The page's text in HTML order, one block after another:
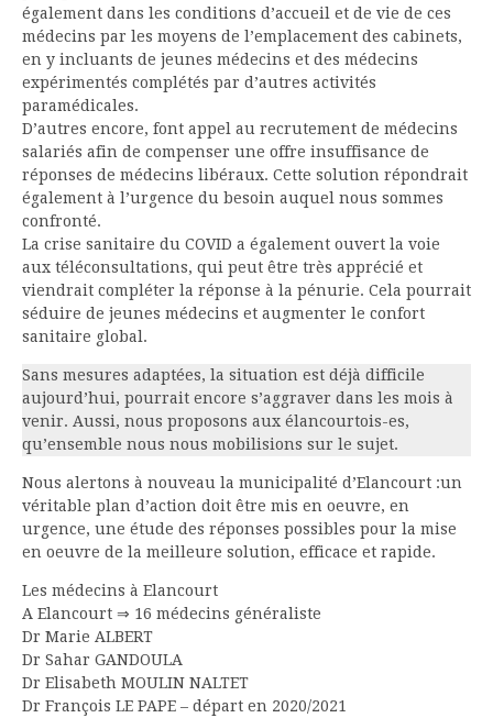
également dans les conditions d’accueil et de vie de ces
médecins par les moyens de l’emplacement des cabinets,
en y incluants de jeunes médecins et des médecins
expérimentés complétés par d’autres activités
paramédicales.
D’autres encore, font appel au recrutement de médecins
salariés afin de compenser une offre insuffisance de
réponses de médecins libéraux. Cette solution répondrait
également à l’urgence du besoin auquel nous sommes
confronté.
La crise sanitaire du COVID a également ouvert la voie
aux téléconsultations, qui peut être très apprécié et
viendrait compléter la réponse à la pénurie. Cela pourrait
séduire de jeunes médecins et augmenter le confort
sanitaire global.
Sans mesures adaptées, la situation est déjà difficile
aujourd’hui, pourrait encore s’aggraver dans les mois à
venir. Aussi, nous proposons aux élancourtois-es,
qu’ensemble nous nous mobilisions sur le sujet.
Nous alertons à nouveau la municipalité d’Elancourt :un
véritable plan d’action doit être mis en oeuvre, en
urgence, une étude des réponses possibles pour la mise
en oeuvre de la meilleure solution, efficace et rapide.
Les médecins à Elancourt
A Elancourt ⇒ 16 médecins généraliste
Dr Marie ALBERT
Dr Sahar GANDOULA
Dr Elisabeth MOULIN NALTET
Dr François LE PAPE – départ en 2020/2021